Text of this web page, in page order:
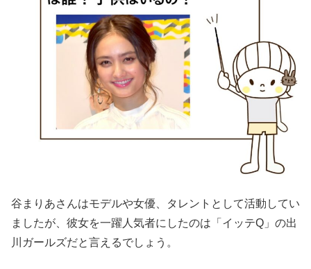
谷まりあさんはモデルや女優、タレントとして活動してい
ましたが、彼女を一躍人気者にしたのは「イッテQ」の出
川ガールズだと言えるでしょう。